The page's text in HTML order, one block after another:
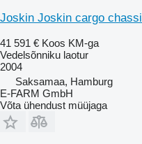
Joskin Joskin cargo
41 591 € Koos KM-ga
Vedelsõnniku laotur
2004
Saksamaa, Hamburg
E-FARM GmbH
Võta ühendust müüjaga